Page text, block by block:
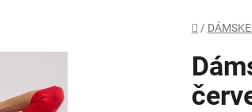
Domov
/